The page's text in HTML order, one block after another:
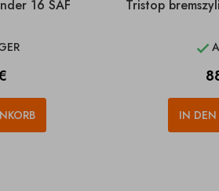
16 SAF Tristop

IN DEN